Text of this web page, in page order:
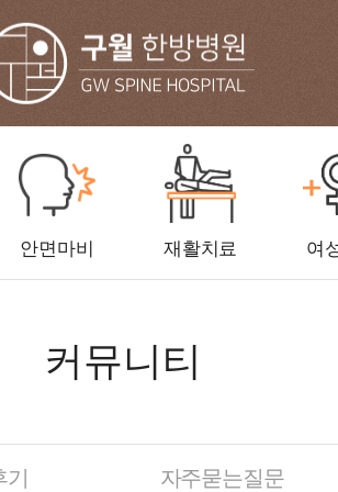
안면마비 재활치료 여
커뮤니티
자주묻는질문